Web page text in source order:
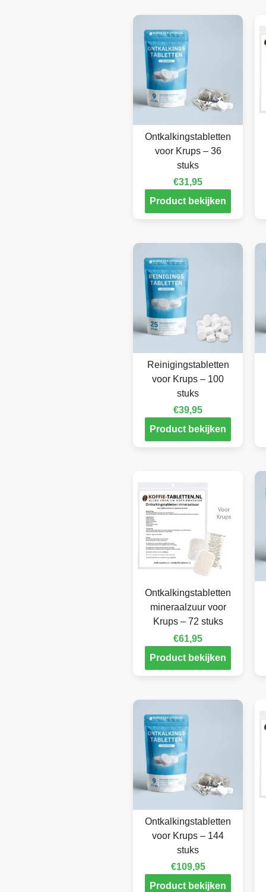
Ontkalkingstabletten
voor Krups – 36
stuks
€31,95
Product bekijken
Reinigingstabletten
voor Krups – 100
stuks
€39,95
Product bekijken
Ontkalkingstabletten
mineraalzuur voor
Krups – 72 stuks
€61,95
Product bekijken
Ontkalkingstabletten
voor Krups – 144
stuks
€109,95
Product bekijken